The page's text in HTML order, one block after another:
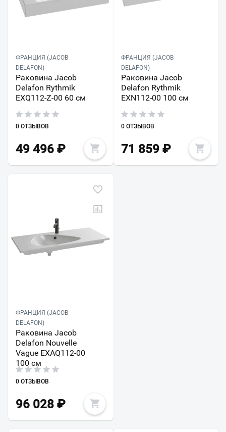
ФРАНЦИЯ (JACOB
DELAFON)
Раковина Jacob
Delafon Rythmik
EXQ112-Z-00 60 см
0 ОТЗЫВОВ
49 496 ₽
ФРАНЦИЯ (JACOB
DELAFON)
Раковина Jacob
Delafon Rythmik
EXN112-00 100 см
0 ОТЗЫВОВ
71 859₽
ФРАНЦИЯ (JACOB
DELAFON)
Раковина Jacob
Delafon Nouvelle
Vague EXAQ112-00
100 см
0 ОТЗЫВОВ
96 028 ₽